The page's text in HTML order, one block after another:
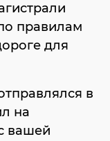
правилам
для
в
на
вашей